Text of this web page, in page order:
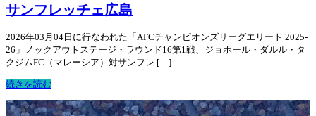
サンフレッチェ広島
2026年03月04日に行なわれた「AFCチャンピオンズリーグエリート 2025-
26」ノックアウトステージ・ラウンド16第1戦、ジョホール・ダルル・タ
クジムFC（マレーシア）対サンフレ […]
続きを読む